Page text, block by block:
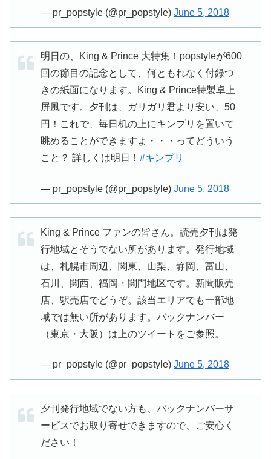
— pr_popstyle (@pr_popstyle) June 5, 2018
明日の、King & Prince 大特集！popstyleが600
回の節目の記念として、何ともれなく付録つ
きの紙面になります。King & Prince特製卓上
屏風です。夕刊は、ガリガリ君より安い、50
円！これで、毎日机の上にキンプリを置いて
眺めることができますよ・・・ってどういう
こと？ 詳しくは明日！ #キンプリ
— pr_popstyle (@pr_popstyle) June 5, 2018
King & Prince ファンの皆さん。読売夕刊は発
行地域とそうでない所があります。発行地域
は、札幌市周辺、関東、山梨、静岡、富山、
石川、関西、福岡・関門地区です。新聞販売
店、駅売店でどうぞ。該当エリアでも一部地
域では無い所があります。バックナンバー
（東京・大阪）は上のツイートをご参照。
— pr_popstyle (@pr_popstyle) June 5, 2018
夕刊発行地域でない方も、バックナンバーサ
ービスでお取り寄せできますので、ご安心く
ださい！